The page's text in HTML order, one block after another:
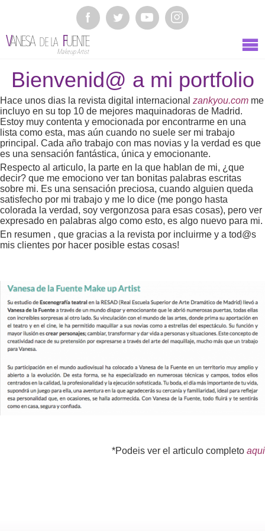
VANESA DE LA FUENTE
Makeup Artist
Bienvenid@ a mi portfolio
Hace unos dias la revista digital internacional zankyou.com me
incluyo en su top 10 de mejores maquinadoras de Madrid.
Estoy muy contenta y emocionada por encontrarme en una
lista como esta, mas aún cuando no suele ser mi trabajo
principal. Cada año trabajo con mas novias y la verdad es que
es una sensación fantástica, única y emocionante.
Respecto al articulo, la parte en la que hablan de mi, ¿que
decir? que me emociono ver tan bonitas palabras escritas
sobre mi. Es una sensación preciosa, cuando alguien queda
satisfecho por mi trabajo y me lo dice (me pongo hasta
colorada la verdad, soy vergonzosa para esas cosas), pero ver
expresado en palabras algo como esto, es algo nuevo para mi.
En resumen , que gracias a la revista por incluirme y a tod@s
mis clientes por hacer posible estas cosas!
*Podeis ver el articulo completo aqui